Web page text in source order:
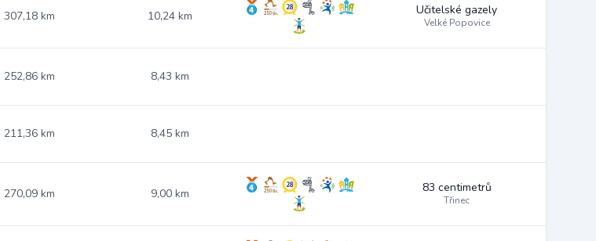
307,18 km 10,24 km Učitelské gazely
Velké Popovice
252,86 km 8,43 km
211,36 km 8,45 km
270,09 km 9,00 km 83 centimetrů
Třinec